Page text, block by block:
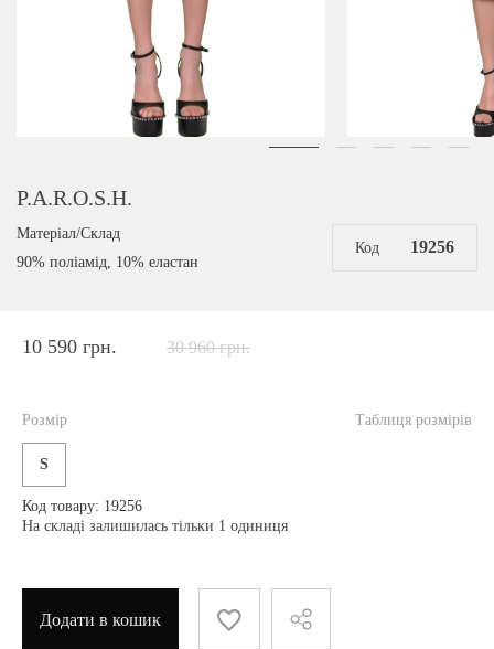
P.A.R.O.S.H.
Матеріал/Склад
90% поліамід, 10% еластан
Код 19256
10 590 грн. 30 960 грн.
Таблиця розмірів
Розмір
S
Код товару: 19256
На складі залишилась тільки 1 одиниця
Додати в кошик